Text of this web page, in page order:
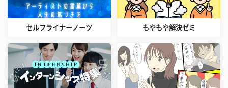
セルフライナーノーツ もやもや解決ゼミ